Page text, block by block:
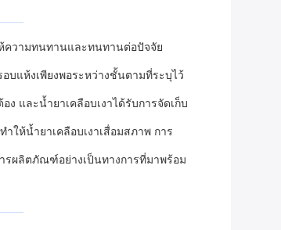
ความทนทานและทนทานต่อปัจจัย
บแห้งเพียงพอระหว่างชั้นตามที่ระบุไว้
และน้ำยาเคลือบเงาได้รับการจัดเก็บ
ให้น้ำยาเคลือบเงาเสื่อมสภาพ การ
รผลิตภัณฑ์อย่างเป็นทางการที่มาพร้อม